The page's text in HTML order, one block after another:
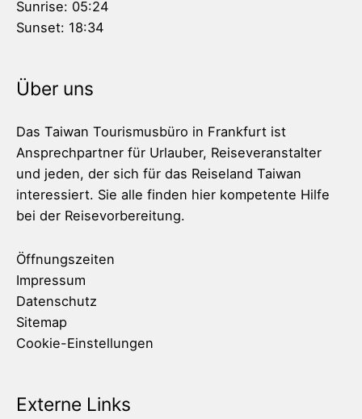
Sunrise: 05:24
Sunset: 18:34
Über uns
Das Taiwan Tourismusbüro in Frankfurt ist
Ansprechpartner für Urlauber, Reiseveranstalter
und jeden, der sich für das Reiseland Taiwan
interessiert. Sie alle finden hier kompetente Hilfe
bei der Reisevorbereitung.
Öffnungszeiten
Impressum
Datenschutz
Sitemap
Cookie-Einstellungen
Externe Links